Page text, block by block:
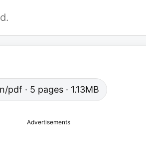
· 5 pages · 1.13MB
Advertisements